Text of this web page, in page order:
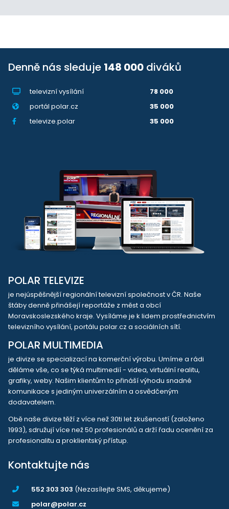
Denně nás sleduje 148 000 diváků
televizní vysílání
78 000
portál polar.cz
35 000
televize.polar
35 000
POLAR TELEVIZE
je nejúspěšnější regionální televizní společnost v ČR. Naše
štáby denně přinášejí reportáže z měst a obcí
Moravskoslezského kraje. Vysíláme je k lidem prostřednictvím
televizního vysílání, portálu polar.cz a sociálních sítí.
POLAR MULTIMEDIA
je divize se specializací na komerční výrobu. Umíme a rádi
děláme vše, co se týká multimedií - videa, virtuální realitu,
grafiky, weby. Našim klientům to přináší výhodu snadné
komunikace s jediným univerzálním a osvědčeným
dodavatelem.
Obě naše divize těží z více než 30ti let zkušeností (založeno
1993), sdružují více než 50 profesionálů a drží řadu ocenění za
profesionalitu a proklientský přístup.
Kontaktujte nás
552 303 303 (Nezasílejte SMS, děkujeme)
polar@polar.cz